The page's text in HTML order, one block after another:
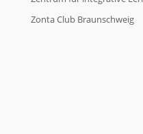
Zonta Club Braunschweig